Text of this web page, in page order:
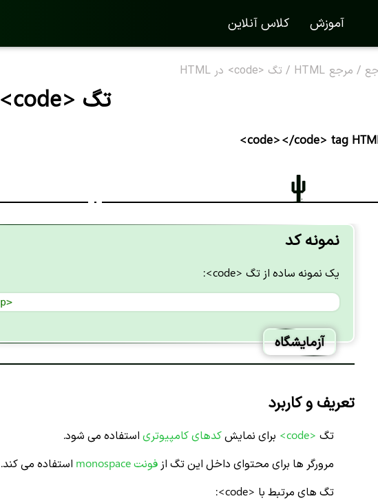
آموزش کلاس آنلاین
/ مرجع HTML / تگ <code> در HTML
تگ <code> در HTML
<code></code> tag
نمونه کد
یک نمونه ساده از تگ <code>:
p>
آزمایشگاه
تعریف و کاربرد
تگ <code> برای نمایشکدهای کامپیوتریاستفاده می شود.
مرورگر ها برای محتوای داخل این تگ از فونت monospace
استفاده می کند.
تگ های مرتبط با <code>: